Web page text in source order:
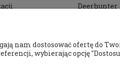
Deerhunter
Seeland
Getawey
dostosować ofertę do
wybierając opcję